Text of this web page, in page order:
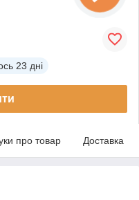
23 дні
про товар Доставка